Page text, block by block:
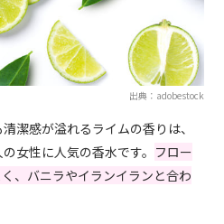
出典：adobestock
潔感が溢れるライムの香りは、
女性に人気の香水です。 フロー
、バニラやイランイランと合わ